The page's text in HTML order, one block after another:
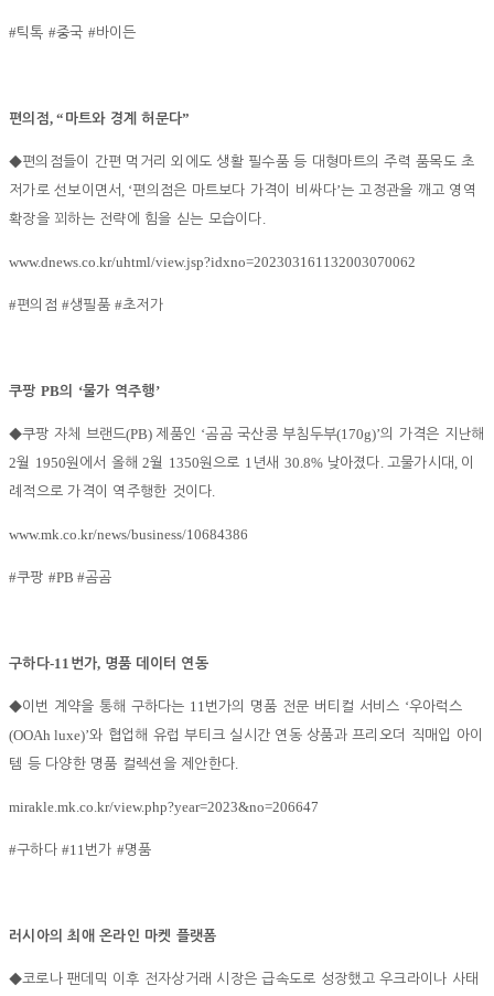
#틱톡 #중국 #바이든
편의점, “ 마트와 경계 허문다”
◆편의점들이 간편 먹거리 외에도 생활 필수품 등 대형마트의 주력 품목도 초
저가로 선보이면서 , ‘편의점은 마트보다 가격이 비싸다’는 고정관을 깨고 영역
확장을 꾀하는 전략에 힘을 싣는 모습이다.
www.dnews.co.kr/uhtml/view.jsp?idxno=202303161132003070062
#편의점#생필품#초저가
쿠팡 PB의 ‘물가 역주행’
◆쿠팡 자체 브랜드(PB) 제품인 ‘곰곰 국산콩 부침두부(170g)’의 가격은 지난해
2월 1950원에서 올해2월 1350원으로 1 년새 30.8% 낮아졌다. 고물가시대 , 이
례적으로 가격이 역주행한 것이다.
www.mk.co.kr/news/business/10684386
#쿠팡 #PB #곰곰
구하다-11 번가, 명품 데이터 연동
◆이번 계약을 통해 구하다는 11번가의 명품 전문 버티컬 서비스 ‘우아럭스
(OOAh luxe)’와 협업해 유럽 부티크 실시간 연동 상품과 프리오더 직매입 아이
템 등 다양한 명품 컬렉션을 제안한다.
mirakle.mk.co.kr/view.php?year=2023&no=206647
#구하다#11번가 #명품
러시아의 최애 온라인 마켓 플랫폼
◆코로나 팬데믹 이후 전자상거래 시장은 급속도로 성장했고 우크라이나 사태